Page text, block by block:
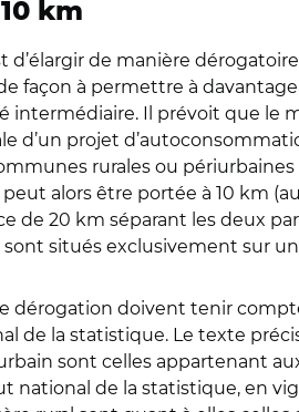
km
d’élargir de manière
de façon à permettre à
intermédiaire. Il prévoit que le
d’un projet
rurales ou
alors être portée à 10 km
de 20 km séparant les deux
situés exclusivement sur
dérogation doivent tenir
de la statistique. Le texte
sont celles appartenant
national de la statistique, en